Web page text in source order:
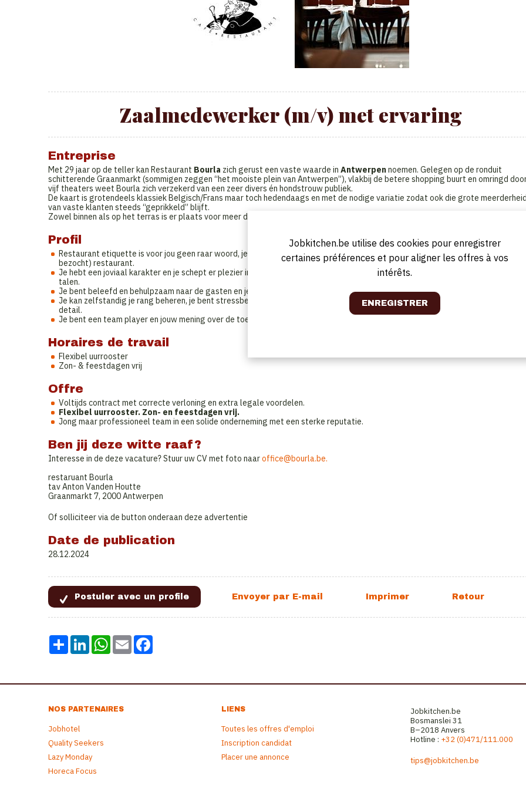
Zaalmedewerker (m/v) met ervaring
Entreprise
Met 29 jaar op de teller kan Restaurant Bourla zich gerust een vaste waarde in Antwerpennoemen. Gelegen op de ronduit
schitterende Graanmarkt (sommigen zeggen “het mooiste plein van Antwerpen”), vlakbij de betere shopping buurt en omringd
vijf theaters weet Bourla zich verzekerd van een zeer divers én hondstrouw publiek.
De kaart is grotendeels klassiek Belgisch/Frans maar toch hedendaags en met de nodige variatie zodat ook die grote
van vaste klanten steeds “geprikkeld” blijft.
Zowel binnen als op het terras is er plaats voor meer dan 100 gasten: de seizoenen hebben dus geen invloed op de
Profil
Restaurant etiquette is voor jou geen raar woord, je hebt interesse in gastronomie, je hebt ervaring in zaalservice in een (druk
bezocht) restaurant.
Je hebt een joviaal karakter en je schept er plezier in om de gasten een fijne tijd te bezorgen. Bij voorkeur kan je dat in meerdere
talen.
Je bent beleefd en behulpzaam naar de gasten en je collega’s toe.
Je kan zelfstandig je rang beheren, je bent stressbestendig en je bent niet vies van hard werk. Je bent punctueel en hebt oog
detail.
Je bent een team player en jouw mening over de toekomst van de zaak is van tel.
Horaires de travail
Flexibel uurrooster
Zon- & feestdagen vrij
Offre
Voltijds contract met correcte verloning en extra legale voordelen.
Flexibel uurrooster. Zon- en feestdagen vrij.
Jong maar professioneel team in een solide onderneming met een sterke reputatie.
Ben jij deze witte raaf?
Interesse in de deze vacature? Stuur uw CV met foto naaroffice@bourla.be.
restaruant Bourla
tav Anton Vanden Houtte
Graanmarkt 7, 2000 Antwerpen
Of solliciteer via de button onderaan deze advertentie
Date de publication
28.12.2024
Share LinkedInWhatsApp
Email
NOS PARTENAIRES
Jobhotel
Quality Seekers
Lazy Monday
Horeca Focus
LIENS
Toutes les offres d'emploi
Inscription candidat
Placer une annonce
Jobkitchen.be
Bosmanslei 31
B–2018 Anvers
Hotline : +32 (0)471/111.000
tips@jobkitchen.be
Jobkitchen.be utilise des cookies pour enregistrer
certaines préférences et pour aligner les offres à vos
intérêts.